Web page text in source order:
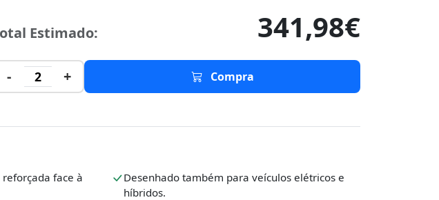
Estimado: 341,98€
- 2 + Compra
face à
Desenhado também para veículos elétricos e
híbridos.